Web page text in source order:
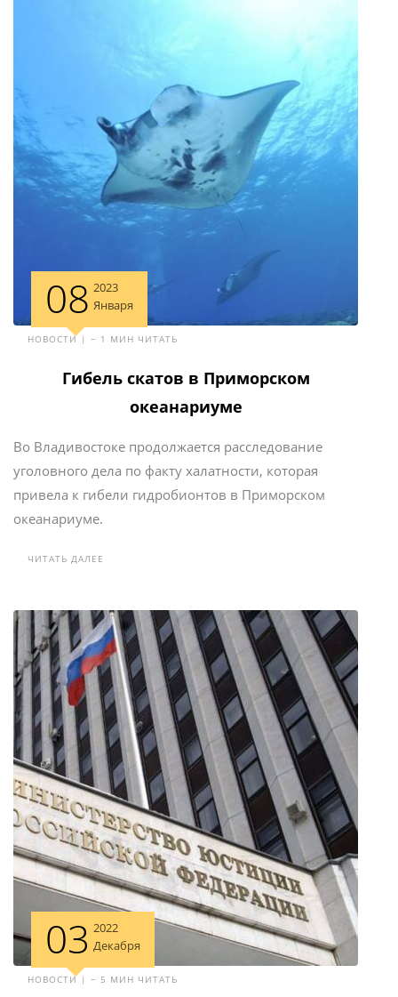
08 2023
Января
НОВОСТИ | ~ 1 МИН ЧИТАТЬ
Гибель скатов в Приморском
океанариуме
Во Владивостоке продолжается расследование
уголовного дела по факту халатности, которая
привела к гибели гидробионтов в Приморском
океанариуме.
ЧИТАТЬ ДАЛЕЕ
03 2022
Декабря
НОВОСТИ | ~ 5 МИН ЧИТАТЬ